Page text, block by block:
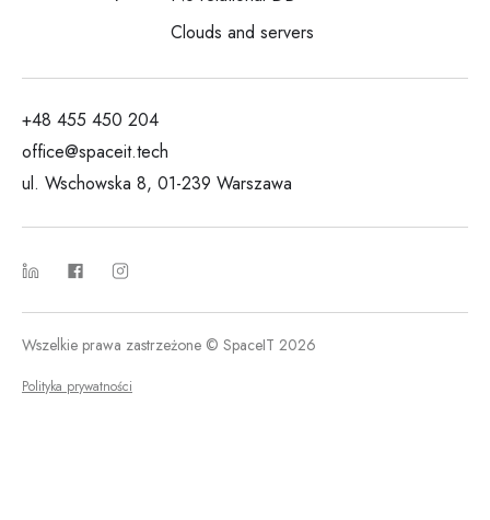
Clouds and servers
+48 455 450 204
office@spaceit.tech
ul. Wschowska 8, 01-239 Warszawa
Wszelkie prawa zastrzeżone © SpaceIT 2026
Polityka prywatności